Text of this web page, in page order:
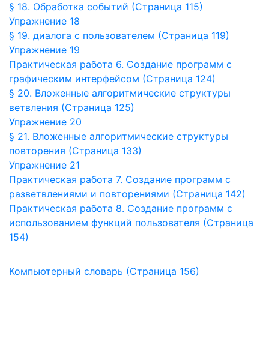
§ 18. Обработка событий (Страница 115)
Упражнение 18
§ 19. диалога с пользователем (Страница 119)
Упражнение 19
Практическая работа 6. Создание программ с
графическим интерфейсом (Страница 124)
§ 20. Вложенные алгоритмические структуры
ветвления (Страница 125)
Упражнение 20
§ 21. Вложенные алгоритмические структуры
повторения (Страница 133)
Упражнение 21
Практическая работа 7. Создание программ с
разветвлениями и повторениями (Страница 142)
Практическая работа 8. Создание программ с
использованием функций пользователя (Страница
154)
Компьютерный словарь (Страница 156)